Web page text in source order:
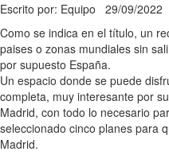
Escrito por: Equipo 29/09/2022
Como se indica en el título, un
paises o zonas mundiales sin
por supuesto España.
Un espacio donde se puede
completa, muy interesante por
Madrid, con todo lo necesario
seleccionado cinco planes para
Madrid.